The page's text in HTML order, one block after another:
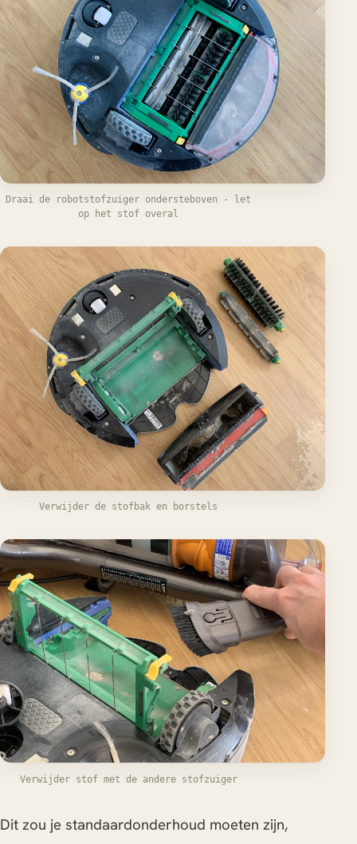
Draai de robotstofzuiger ondersteboven - let
op het stof overal
Verwijder de stofbak en borstels
Verwijder stof met de andere stofzuiger
Dit zou je standaardonderhoud moeten zijn,